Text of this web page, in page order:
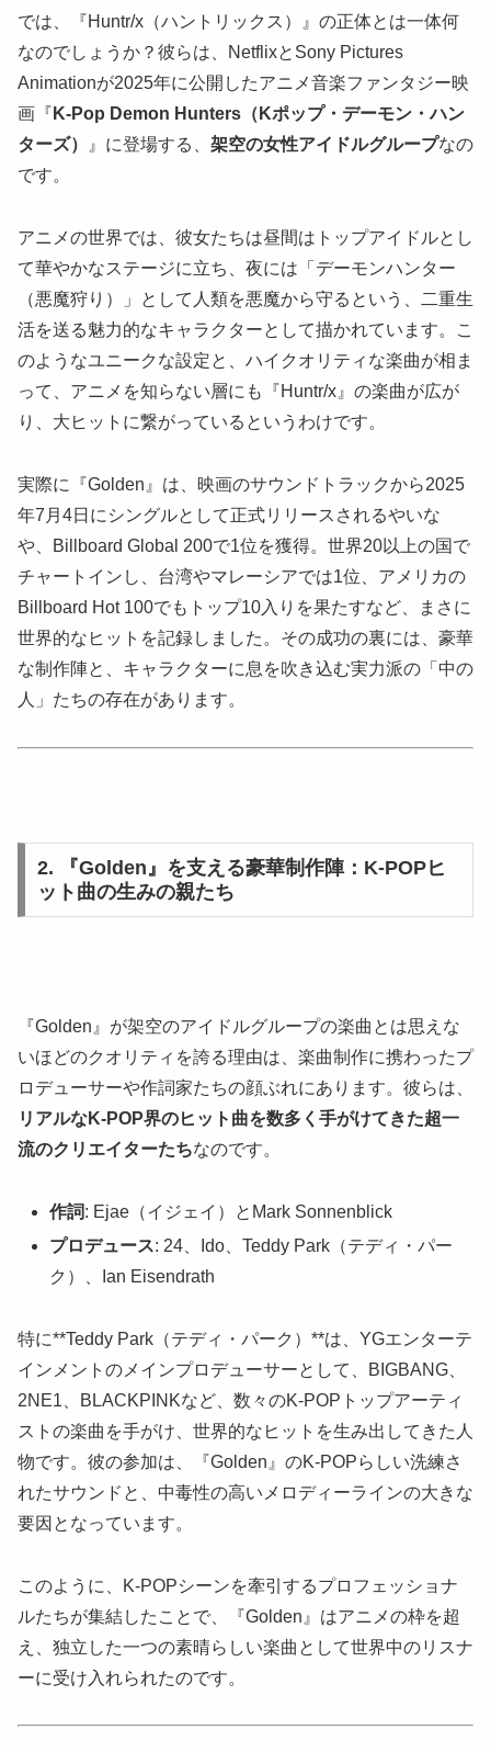
では、『Huntr/x（ハントリックス）』の正体とは一体何
なのでしょうか？彼らは、NetflixとSony Pictures
Animationが2025年に公開したアニメ音楽ファンタジー映
画『 K-Pop Demon Hunters（Kポップ・デーモン・ハン
ターズ）
』に登場する、 架空の女性アイドルグループなの
です。
アニメの世界では、彼女たちは昼間はトップアイドルとし
て華やかなステージに立ち、夜には「デーモンハンター
（悪魔狩り）」として人類を悪魔から守るという、二重生
活を送る魅力的なキャラクターとして描かれています。こ
のようなユニークな設定と、ハイクオリティな楽曲が相ま
って、アニメを知らない層にも『Huntr/x』の楽曲が広が
り、大ヒットに繋がっているというわけです。
実際に『Golden』は、映画のサウンドトラックから2025
年7月4日にシングルとして正式リリースされるやいな
や、Billboard Global 200で1位を獲得。世界20以上の国で
チャートインし、台湾やマレーシアでは1位、アメリカの
Billboard Hot 100でもトップ10入りを果たすなど、まさに
世界的なヒットを記録しました。その成功の裏には、豪華
な制作陣と、キャラクターに息を吹き込む実力派の「中の
人」たちの存在があります。
2. 『Golden』を支える豪華制作陣：K-POPヒ
ット曲の生みの親たち
『Golden』が架空のアイドルグループの楽曲とは思えな
いほどのクオリティを誇る理由は、楽曲制作に携わったプ
ロデューサーや作詞家たちの顔ぶれにあります。彼らは、
リアルなK-POP界のヒット曲を数多く手がけてきた超一
流のクリエイターたちなのです。
作詞: Ejae（イジェイ）とMark Sonnenblick
プロデュース: 24、Ido、Teddy Park（テディ・パー
ク）、Ian Eisendrath
特に**Teddy Park（テディ・パーク）**は、YGエンターテ
インメントのメインプロデューサーとして、BIGBANG、
2NE1、BLACKPINKなど、数々のK-POPトップアーティ
ストの楽曲を手がけ、世界的なヒットを生み出してきた人
物です。彼の参加は、『Golden』のK-POPらしい洗練さ
れたサウンドと、中毒性の高いメロディーラインの大きな
要因となっています。
このように、K-POPシーンを牽引するプロフェッショナ
ルたちが集結したことで、『Golden』はアニメの枠を超
え、独立した一つの素晴らしい楽曲として世界中のリスナ
ーに受け入れられたのです。